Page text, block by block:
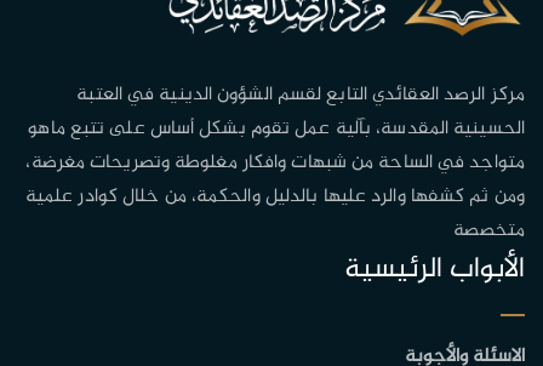
مركز الرصد العقائدي التابع لقسم الشؤون الدينية في العتبة
الحسينية المقدسة، بآلية عمل تقوم بشكل أساس على تتبع ماهو
متواجد في الساحة من شبهات وافكار مغلوطة وتصريحات مغرضة،
ومن ثم كشفها والرد عليها بالدليل والحكمة، من خلال كوادر علمية
متخصصة
الأبواب الرئيسية
الاسئلة والأجوبة